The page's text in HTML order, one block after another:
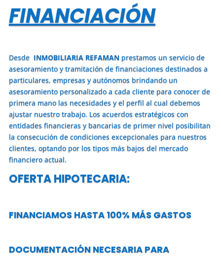
FINANCIACIÓN
Desde INMOBILIARIA REFAMANprestamos un servicio de
asesoramiento y tramitación de financiaciones destinados a
particulares, empresas y autónomos brindando un
asesoramiento personalizado a cada cliente para conocer de
primera mano las necesidades y el perfil al cual debemos
ajustar nuestro trabajo. Los acuerdos estratégicos con
entidades financieras y bancarias de primer nivel posibilitan
la consecución de condiciones excepcionales para nuestros
clientes, optando por los tipos más bajos del mercado
financiero actual.
OFERTA HIPOTECARIA:
FINANCIAMOS HASTA 100% MÁS GASTOS
DOCUMENTACIÓN NECESARIA PARA